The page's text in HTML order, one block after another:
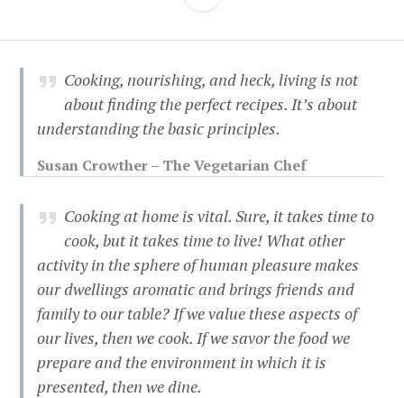
Cooking, nourishing, and heck, living is not
about finding the perfect recipes. It’s about
understanding the basic principles.
Susan Crowther – The Vegetarian Chef
Cooking at home is vital. Sure, it takes time to
cook, but it takes time to live! What other
activity in the sphere of human pleasure makes
our dwellings aromatic and brings friends and
family to our table? If we value these aspects of
our lives, then we cook. If we savor the food we
prepare and the environment in which it is
presented, then we dine.